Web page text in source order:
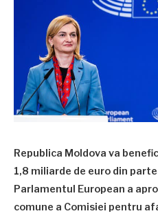
Republica Moldova va
1,8 miliarde de euro din
Parlamentul European a
comune a Comisiei pentru